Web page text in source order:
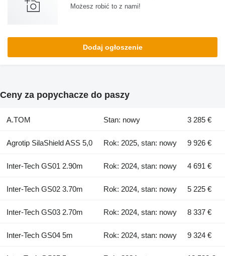
Możesz robić to z nami!
Dodaj ogłoszenie
Ceny za popychacze do paszy
A.TOM Stan: nowy 3 285 €
Agrotip SilaShield ASS 5,0 Rok: 2025, stan: nowy 9 926 €
Inter-Tech GS01 2.90m Rok: 2024, stan: nowy 4 691 €
Inter-Tech GS02 3.70m Rok: 2024, stan: nowy 5 225 €
Inter-Tech GS03 2.70m Rok: 2024, stan: nowy 8 337 €
Inter-Tech GS04 5m Rok: 2024, stan: nowy 9 324 €